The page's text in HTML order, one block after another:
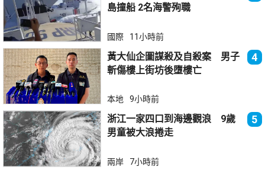
島撞船 2名海警殉職
國際 11小時前
黃大仙企圖謀殺及自殺案 男子
斬傷樓上街坊後墮樓亡
4
本地 9小時前
浙江一家四口到海邊觀浪 9歲
男童被大浪捲走
5
兩岸 7小時前